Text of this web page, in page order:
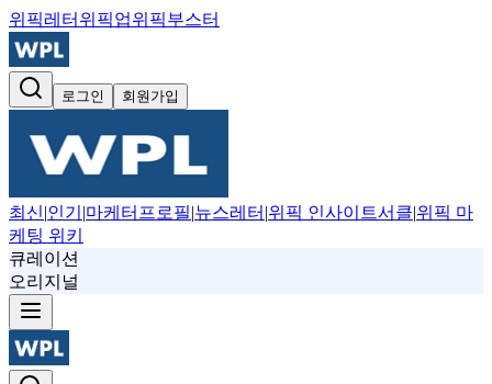
위픽레터 위픽업위픽부스터
로그인 회원가입
최신|인기 |마케터프로필|뉴스레터 |위픽 인사이트서클|위픽 마
케팅 위키
큐레이션
오리지널